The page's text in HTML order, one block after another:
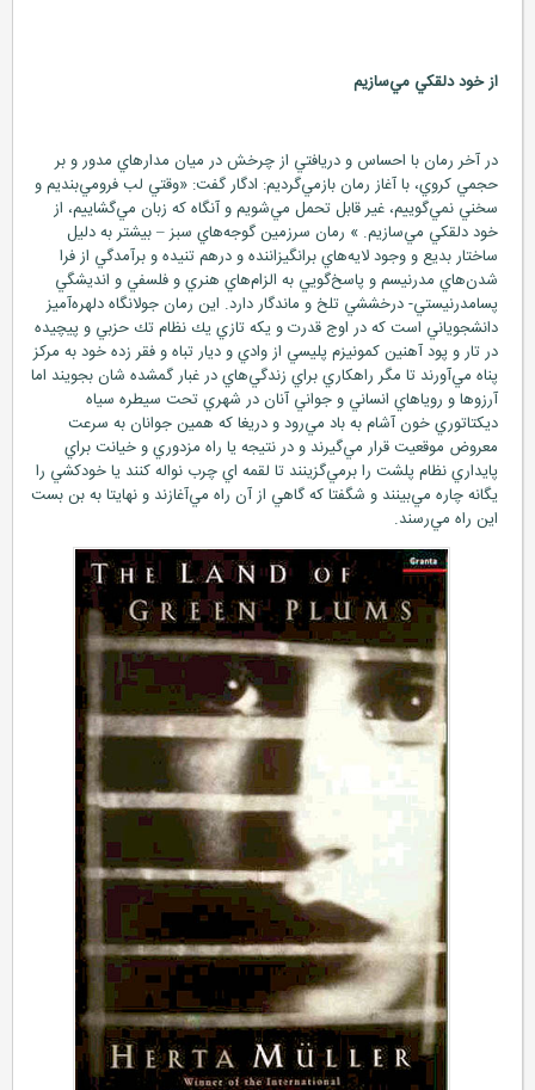
از خود دلقكي مي‌سازيم
در آخر رمان با احساس و دريافتي از چرخش در ميان مدارهاي مدور و بر
حجمي كروي، با آغاز رمان بازمي‌گرديم: ادگار گفت: «وقتي لب فرومي‌بنديم و
سخني نمي‌گوييم، غير قابل تحمل مي‌شويم و آنگاه كه زبان مي‌گشاييم، از
خود دلقكي مي‌سازيم. » رمان سرزمين گوجه‌هاي سبز – بيشتر به دليل
ساختار بديع و وجود لايه‌هاي برانگيزاننده و درهم تنيده و برآمدگي از فرا
شدن‌هاي مدرنيسم و پاسخ‌گويي به الزام‌هاي هنري و فلسفي و انديشگي
پسامدرنيستي- درخششي تلخ و ماندگار دارد. اين رمان جولانگاه دلهره‌آميز
دانشجوياني است كه در اوج قدرت و يكه تازي يك نظام تك حزبي و پيچيده
در تار و پود آهنين كمونيزم پليسي از وادي و ديار تباه و فقر زده خود به مركز
پناه مي‌آورند تا مگر راهكاري براي زندگي‌هاي در غبار گمشده شان بجويند اما
آرزوها و روياهاي انساني و جواني آنان در شهري تحت سيطره سياه
ديكتاتوري خون آشام به باد مي‌رود و دريغا كه همين جوانان به سرعت
معروض موقعيت قرار مي‌گيرند و در نتيجه يا راه مزدوري و خيانت براي
پايداري نظام پلشت را برمي‌گزينند تا لقمه اي چرب نواله كنند يا خودكشي را
يگانه چاره مي‌بينند و شگفتا كه گاهي از آن راه مي‌آغازند و نهايتا به بن بست
اين راه مي‌رسند.